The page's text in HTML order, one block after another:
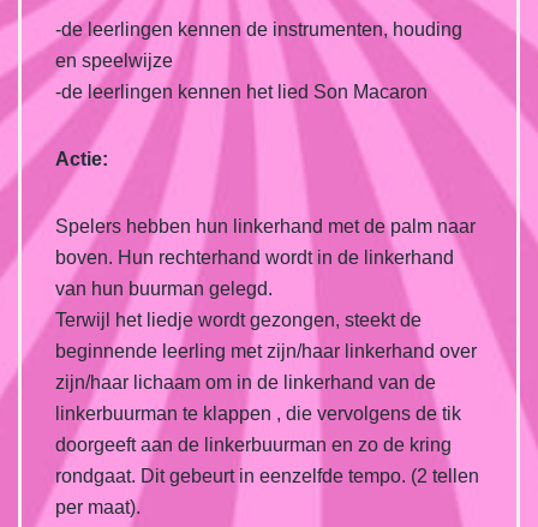
-de leerlingen kennen de instrumenten, houding
en speelwijze
-de leerlingen kennen het lied Son Macaron
Actie:
Spelers hebben hun linkerhand met de palm naar
boven. Hun rechterhand wordt in de linkerhand
van hun buurman gelegd.
Terwijl het liedje wordt gezongen, steekt de
beginnende leerling met zijn/haar linkerhand over
zijn/haar lichaam om in de linkerhand van de
linkerbuurman te klappen , die vervolgens de tik
doorgeeft aan de linkerbuurman en zo de kring
rondgaat. Dit gebeurt in eenzelfde tempo. (2 tellen
per maat).